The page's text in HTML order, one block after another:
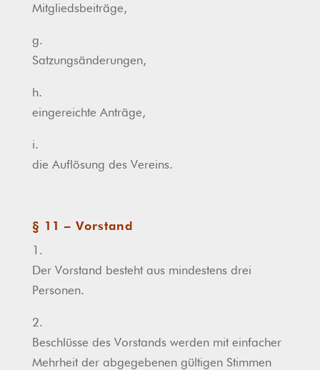
Mitgliedsbeiträge,
g.
Satzungsänderungen,
h.
eingereichte Anträge,
i.
die Auflösung des Vereins.
§ 11 – Vorstand
1.
Der Vorstand besteht aus mindestens drei
Personen.
2.
Beschlüsse des Vorstands werden mit einfacher
Mehrheit der abgegebenen gültigen Stimmen